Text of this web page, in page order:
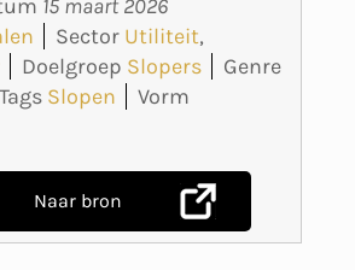
15 maart 2026
Sector Utiliteit,
Doelgroep Slopers
Genre
Tags Slopen
Vorm
Naar bron